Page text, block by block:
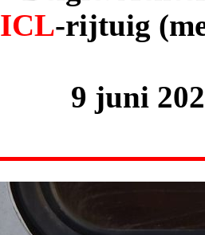
ICL-rijtuig
9 juni